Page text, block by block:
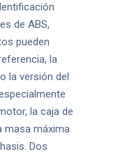
de ABS,
pueden
la
la versión del
la caja de
masa máxima
Dos